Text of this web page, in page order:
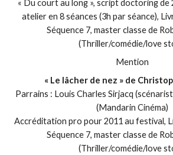
« Du court au long », script doctoring de
atelier en 8 séances (3h par séance),
Séquence 7, master classe de
(Thriller/comédie/love
Mention
« Le lâcher de nez » de
Parrains : Louis Charles Sirjacq
(Mandarin Cinéma)
Accréditation pro pour 2011 au festival,
Séquence 7, master classe de
(Thriller/comédie/love